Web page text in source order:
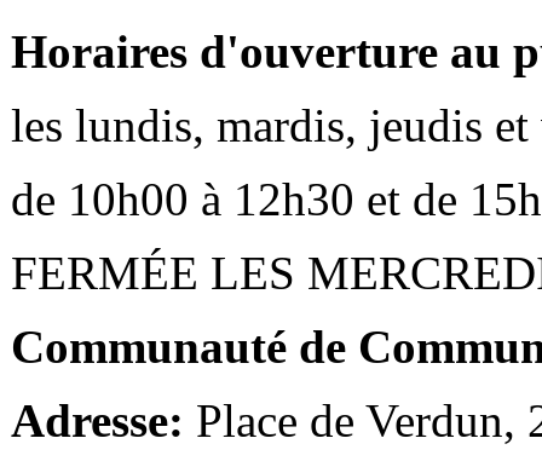
Horaires d'ouverture au
les lundis, mardis, jeudis et
de 10h00 à 12h30 et de
FERMÉE LES
Communauté de
Adresse: Place de Verdun,